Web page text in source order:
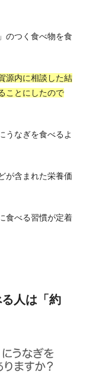
のつく食べ物を食
源内に相談した結
ことにしたので
うなぎを食べるよ
が含まれた栄養価
食べる習慣が定着
人は「約